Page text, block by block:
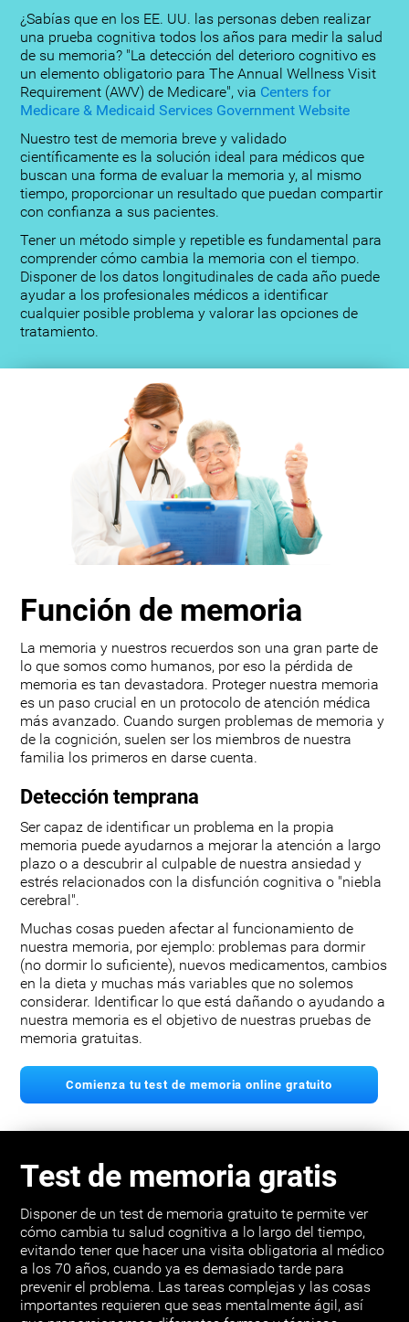
¿Sabías que en los EE. UU. las personas deben realizar
una prueba cognitiva todos los años para medir la salud
de su memoria? "La detección del deterioro cognitivo es
un elemento obligatorio para The Annual Wellness Visit
Requirement (AWV) de Medicare", via Centers for
Medicare & Medicaid Services Government Website
Nuestro test de memoria breve y validado
científicamente es la solución ideal para médicos que
buscan una forma de evaluar la memoria y, al mismo
tiempo, proporcionar un resultado que puedan compartir
con confianza a sus pacientes.
Tener un método simple y repetible es fundamental para
comprender cómo cambia la memoria con el tiempo.
Disponer de los datos longitudinales de cada año puede
ayudar a los profesionales médicos a identificar
cualquier posible problema y valorar las opciones de
tratamiento.
Función de memoria
La memoria y nuestros recuerdos son una gran parte de
lo que somos como humanos, por eso la pérdida de
memoria es tan devastadora. Proteger nuestra memoria
es un paso crucial en un protocolo de atención médica
más avanzado. Cuando surgen problemas de memoria y
de la cognición, suelen ser los miembros de nuestra
familia los primeros en darse cuenta.
Detección temprana
Ser capaz de identificar un problema en la propia
memoria puede ayudarnos a mejorar la atención a largo
plazo o a descubrir al culpable de nuestra ansiedad y
estrés relacionados con la disfunción cognitiva o "niebla
cerebral".
Muchas cosas pueden afectar al funcionamiento de
nuestra memoria, por ejemplo: problemas para dormir
(no dormir lo suficiente), nuevos medicamentos, cambios
en la dieta y muchas más variables que no solemos
considerar. Identificar lo que está dañando o ayudando a
nuestra memoria es el objetivo de nuestras pruebas de
memoria gratuitas.
Comienza tu test de memoria online gratuito
Test de memoria gratis
Disponer de un test de memoria gratuito te permite ver
cómo cambia tu salud cognitiva a lo largo del tiempo,
evitando tener que hacer una visita obligatoria al médico
a los 70 años, cuando ya es demasiado tarde para
prevenir el problema. Las tareas complejas y las cosas
importantes requieren que seas mentalmente ágil, así